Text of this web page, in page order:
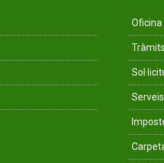
Oficina